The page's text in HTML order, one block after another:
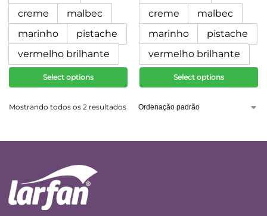
creme
malbec
marinho
pistache
vermelho brilhante
Select options
creme
malbec
marinho
pistache
vermelho brilhante
Select options
Mostrando todos os 2 resultados